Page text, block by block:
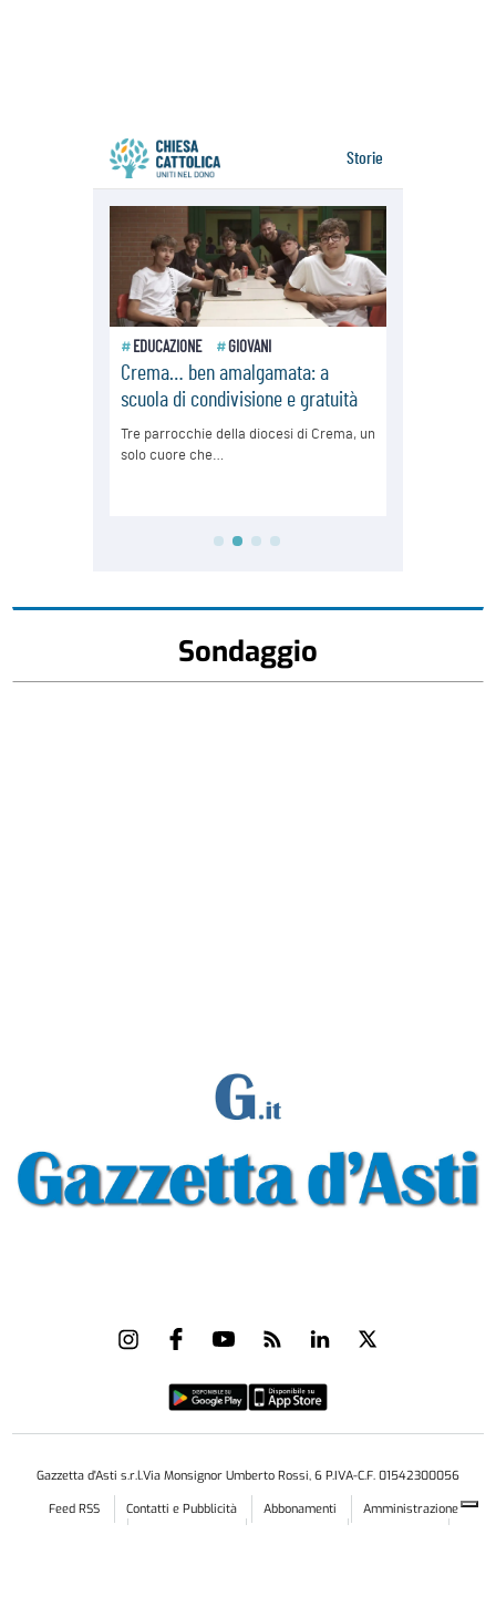
Sondaggio
Gazzetta d'Asti s.r.l.Via Monsignor Umberto Rossi, 6 P.IVA-C.F. 01542300056
Feed RSS
Contatti e Pubblicità Abbonamenti
Amministrazione